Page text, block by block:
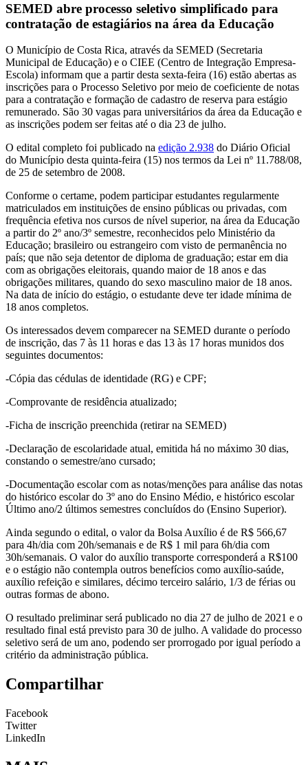
SEMED abre processo seletivo simplificado para
contratação de estagiários na área da Educação
O Município de Costa Rica, através da SEMED (Secretaria
Municipal de Educação) e o CIEE (Centro de Integração Empresa-
Escola) informam que a partir desta sexta-feira (16) estão abertas as
inscrições para o Processo Seletivo por meio de coeficiente de notas
para a contratação e formação de cadastro de reserva para estágio
remunerado. São 30 vagas para universitários da área da Educação e
as inscrições podem ser feitas até o dia 23 de julho.
O edital completo foi publicado na edição 2.938 do Diário Oficial
do Município desta quinta-feira (15) nos termos da Lei nº 11.788/08,
de 25 de setembro de 2008.
Conforme o certame, podem participar estudantes regularmente
matriculados em instituições de ensino públicas ou privadas, com
frequência efetiva nos cursos de nível superior, na área da Educação
a partir do 2º ano/3º semestre, reconhecidos pelo Ministério da
Educação; brasileiro ou estrangeiro com visto de permanência no
país; que não seja detentor de diploma de graduação; estar em dia
com as obrigações eleitorais, quando maior de 18 anos e das
obrigações militares, quando do sexo masculino maior de 18 anos.
Na data de início do estágio, o estudante deve ter idade mínima de
18 anos completos.
Os interessados devem comparecer na SEMED durante o período
de inscrição, das 7 às 11 horas e das 13 às 17 horas munidos dos
seguintes documentos:
-Cópia das cédulas de identidade (RG) e CPF;
-Comprovante de residência atualizado;
-Ficha de inscrição preenchida (retirar na SEMED)
-Declaração de escolaridade atual, emitida há no máximo 30 dias,
constando o semestre/ano cursado;
-Documentação escolar com as notas/menções para análise das notas
do histórico escolar do 3º ano do Ensino Médio, e histórico escolar
Último ano/2 últimos semestres concluídos do (Ensino Superior).
Ainda segundo o edital, o valor da Bolsa Auxílio é de R$ 566,67
para 4h/dia com 20h/semanais e de R$ 1 mil para 6h/dia com
30h/semanais. O valor do auxílio transporte corresponderá a R$100
e o estágio não contempla outros benefícios como auxílio-saúde,
auxílio refeição e similares, décimo terceiro salário, 1/3 de férias ou
outras formas de abono.
O resultado preliminar será publicado no dia 27 de julho de 2021 e o
resultado final está previsto para 30 de julho. A validade do processo
seletivo será de um ano, podendo ser prorrogado por igual período a
critério da administração pública.
Compartilhar
Facebook
Twitter
LinkedIn